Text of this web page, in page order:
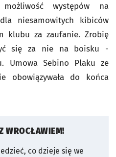
występów na
niesamowitych kibiców
klubu za zaufanie. Zrobię
się za nie na boisku -
Umowa Sebino Plaku ze
obowiązywała do końca
WROCŁAWIEM!
co dzieje się we